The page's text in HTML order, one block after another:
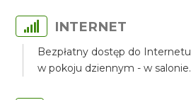
INTERNET
Bezpłatny dostęp do
w pokoju dziennym - w salonie.